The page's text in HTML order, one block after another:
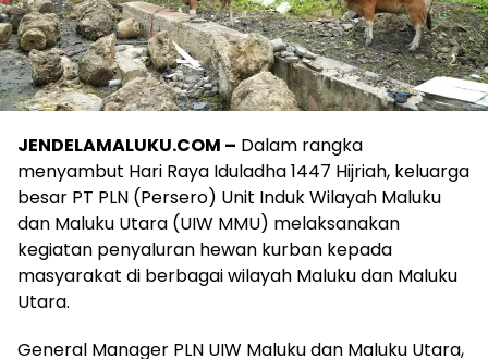
JENDELAMALUKU.COM – Dalam rangka
menyambut Hari Raya Iduladha 1447 Hijriah, keluarga
besar PT PLN (Persero) Unit Induk Wilayah Maluku
dan Maluku Utara (UIW MMU) melaksanakan
kegiatan penyaluran hewan kurban kepada
masyarakat di berbagai wilayah Maluku dan Maluku
Utara.
General Manager PLN UIW Maluku dan Maluku Utara,